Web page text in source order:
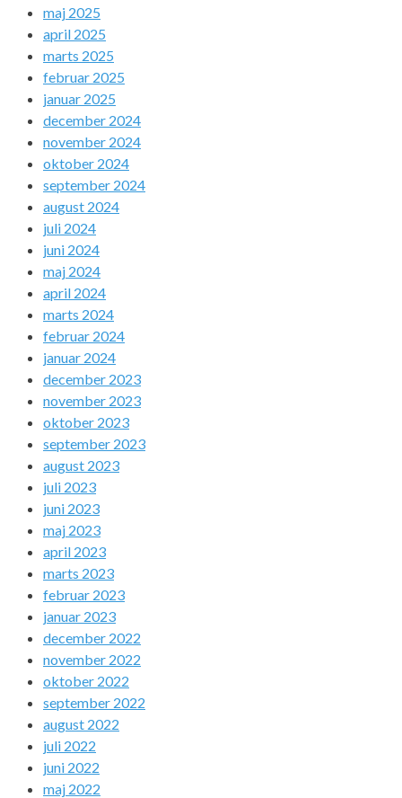
maj 2025
april 2025
marts 2025
februar 2025
januar 2025
december 2024
november 2024
oktober 2024
september 2024
august 2024
juli 2024
juni 2024
maj 2024
april 2024
marts 2024
februar 2024
januar 2024
december 2023
november 2023
oktober 2023
september 2023
august 2023
juli 2023
juni 2023
maj 2023
april 2023
marts 2023
februar 2023
januar 2023
december 2022
november 2022
oktober 2022
september 2022
august 2022
juli 2022
juni 2022
maj 2022